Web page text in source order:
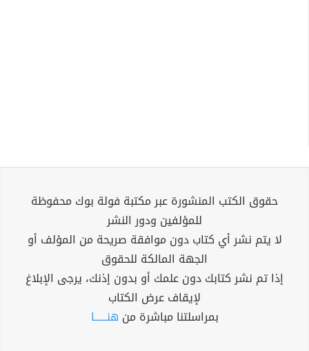
حقوق الكتب المنشورة عبر مكتبة فولة بوك محفوظة
للمؤلفين ودور النشر
لا يتم نشر أي كتاب دون موافقة صريحة من المؤلف أو
الجهة المالكة للحقوق
إذا تم نشر كتابك دون علمك أو بدون إذنك، يرجى الإبلاغ
لإيقاف عرض الكتاب
بمراسلتنا مباشرة من هنــــــا